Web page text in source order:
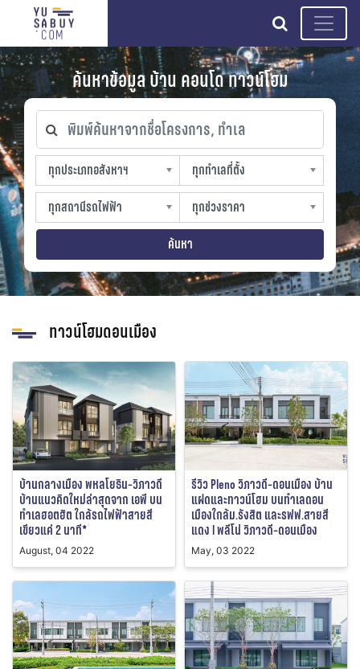
search
ค้นหาข้อมูล บ้าน คอนโด ทาวน์โฮม
พิมพ์ค้นหาจากชื่อโครงการ, ทำเล
ทุกประเภทอสังหาฯ
ทุกประเภทอสังหาฯ
sproperty
ทุกทำเลที่ตั้ง
ทุกทำเลที่ตั้ง
slocation
ทุกสถานีรถไฟฟ้า
ทุกสถานีรถไฟฟ้า
strain-station
ทุกช่วงราคา
ทุกช่วงราคา
sprice
ค้นหา
ทาวน์โฮมดอนเมือง
บ้านกลางเมือง พหลโยธิน-วิภาวดี
บ้านแนวคิดใหม่ล่าสุดจาก เอพี บน
ทำเลฮอตฮิต ใกล้รถไฟฟ้าสายสี
เขียวแค่ 2 นาที*
August, 04 2022
รีวิว Pleno วิภาวดี-ดอนเมือง บ้าน
แฝดและทาวน์โฮม บนทำเลดอน
เมืองใกล้ม.รังสิต และรฟฟ.สายสี
แดง l พลีโน่ วิภาวดี-ดอนเมือง
May, 03 2022